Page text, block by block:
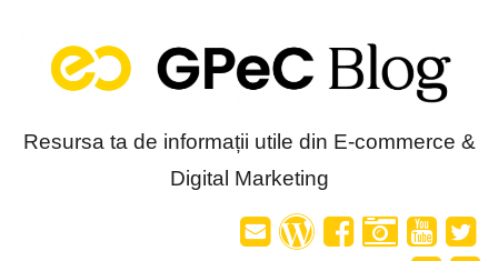
content
Blog-
Resursa ta de informații utile din E-commerce &
Digital Marketing